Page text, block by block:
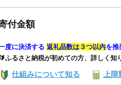
付金額
度に決済する 返礼品数は３つ以内を推
🔰ふるさと納税が初めての方、詳しく知
仕組みについて知る 上